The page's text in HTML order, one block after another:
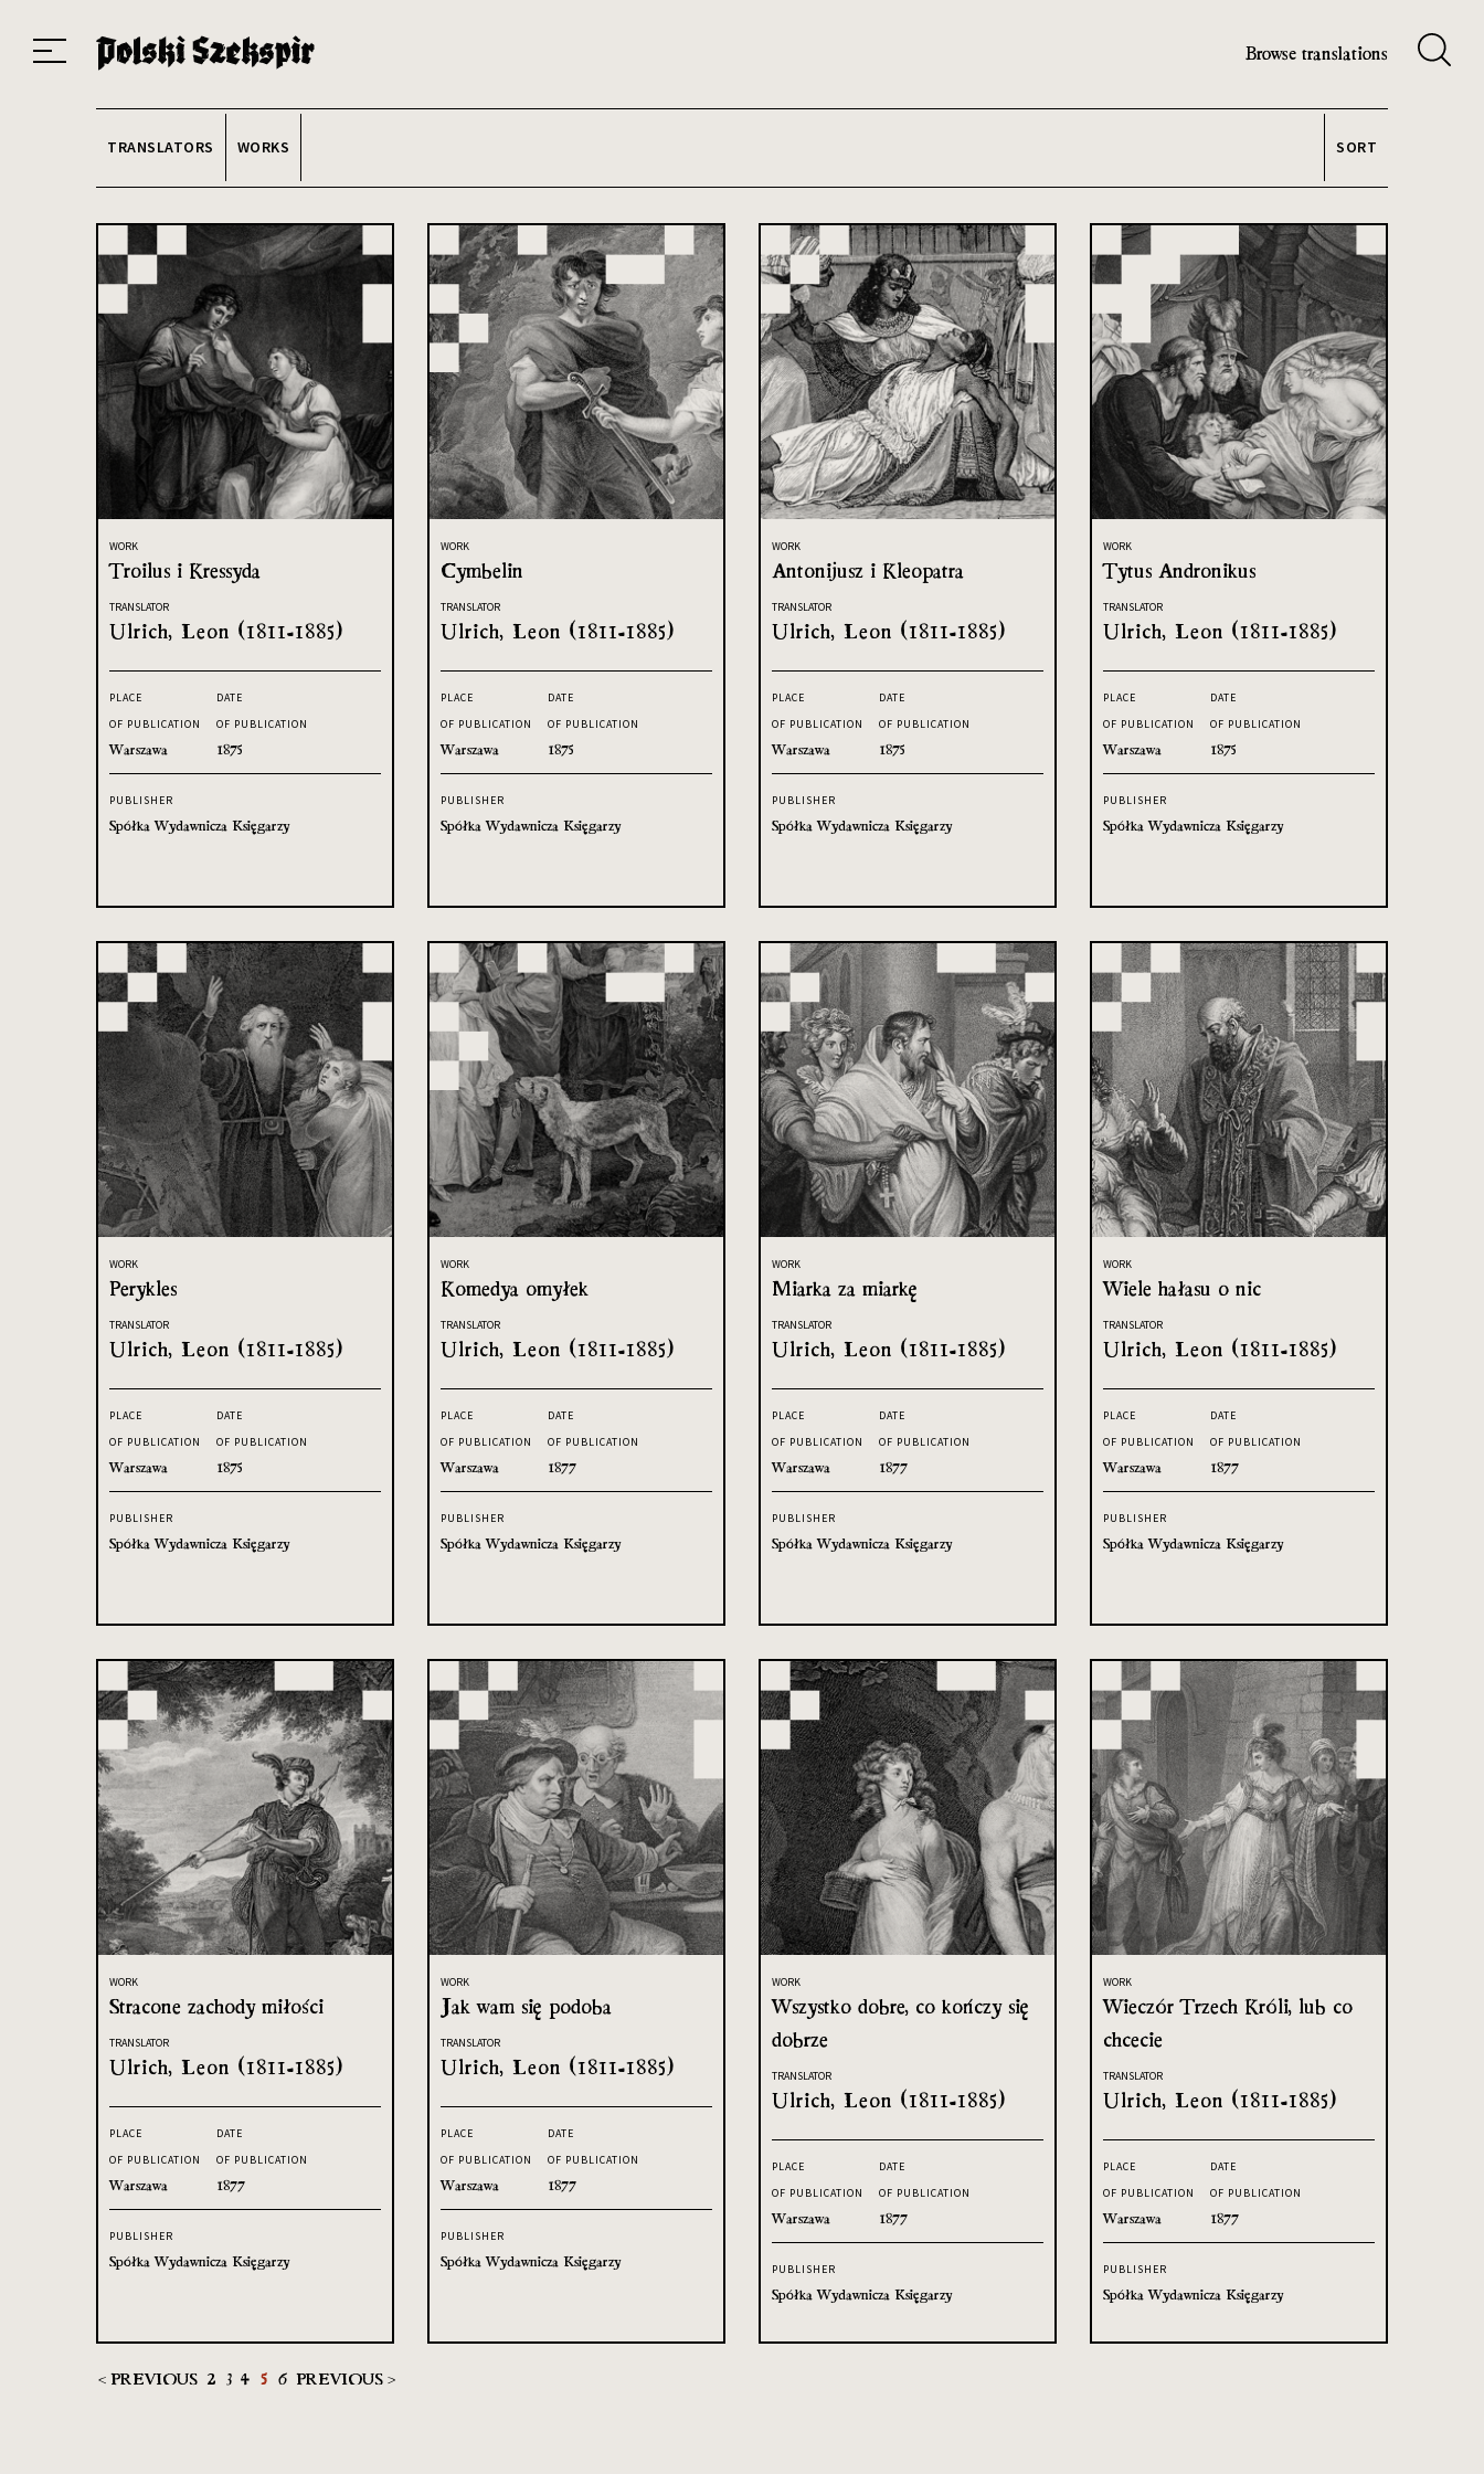
Browse translations
TRANSLATORS WORKS SORT
WORK
Troilus i Kressyda
TRANSLATOR
Ulrich, Leon (1811-1885)
PLACE
OF PUBLICATION
Warszawa
DATE
OF PUBLICATION
1875
PUBLISHER
Spółka Wydawnicza Księgarzy
WORK
Cymbelin
TRANSLATOR
Ulrich, Leon (1811-1885)
PLACE
OF PUBLICATION
Warszawa
DATE
OF PUBLICATION
1875
PUBLISHER
Spółka Wydawnicza Księgarzy
WORK
Antonijusz i Kleopatra
TRANSLATOR
Ulrich, Leon (1811-1885)
PLACE
OF PUBLICATION
Warszawa
DATE
OF PUBLICATION
1875
PUBLISHER
Spółka Wydawnicza Księgarzy
WORK
Tytus Andronikus
TRANSLATOR
Ulrich, Leon (1811-1885)
PLACE
OF PUBLICATION
Warszawa
DATE
OF PUBLICATION
1875
PUBLISHER
Spółka Wydawnicza Księgarzy
WORK
Perykles
TRANSLATOR
Ulrich, Leon (1811-1885)
PLACE
OF PUBLICATION
Warszawa
DATE
OF PUBLICATION
1875
PUBLISHER
Spółka Wydawnicza Księgarzy
WORK
Komedya omyłek
TRANSLATOR
Ulrich, Leon (1811-1885)
PLACE
OF PUBLICATION
Warszawa
DATE
OF PUBLICATION
1877
PUBLISHER
Spółka Wydawnicza Księgarzy
WORK
Miarka za miarkę
TRANSLATOR
Ulrich, Leon (1811-1885)
PLACE
OF PUBLICATION
Warszawa
DATE
OF PUBLICATION
1877
PUBLISHER
Spółka Wydawnicza Księgarzy
WORK
Wiele hałasu o nic
TRANSLATOR
Ulrich, Leon (1811-1885)
PLACE
OF PUBLICATION
Warszawa
DATE
OF PUBLICATION
1877
PUBLISHER
Spółka Wydawnicza Księgarzy
WORK
Stracone zachody miłości
TRANSLATOR
Ulrich, Leon (1811-1885)
PLACE
OF PUBLICATION
Warszawa
DATE
OF PUBLICATION
1877
PUBLISHER
Spółka Wydawnicza Księgarzy
WORK
Jak wam się podoba
TRANSLATOR
Ulrich, Leon (1811-1885)
PLACE
OF PUBLICATION
Warszawa
DATE
OF PUBLICATION
1877
PUBLISHER
Spółka Wydawnicza Księgarzy
WORK
Wszystko dobre, co kończy się
dobrze
TRANSLATOR
Ulrich, Leon (1811-1885)
PLACE
OF PUBLICATION
Warszawa
DATE
OF PUBLICATION
1877
PUBLISHER
Spółka Wydawnicza Księgarzy
WORK
Wieczór Trzech Króli, lub co
chcecie
TRANSLATOR
Ulrich, Leon (1811-1885)
PLACE
OF PUBLICATION
Warszawa
DATE
OF PUBLICATION
1877
PUBLISHER
Spółka Wydawnicza Księgarzy
< PREVIOUS 2 3 4 5 6 PREVIOUS >